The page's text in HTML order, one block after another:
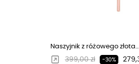
Naszyjnik z różowego złota...
Regularna cena
399,00 zł -30%